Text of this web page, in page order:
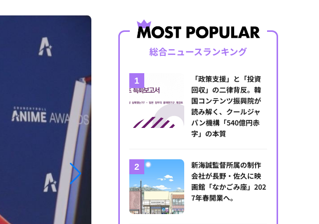
総合ニュースランキング
「政策支援」と「投資
回収」の二律背反。韓
国コンテンツ振興院が
読み解く、クールジャ
パン機構「540億円赤
字」の本質
新海誠監督所属の制作
会社が長野・佐久に映
画館「なかごみ座」202
7年春開業へ。